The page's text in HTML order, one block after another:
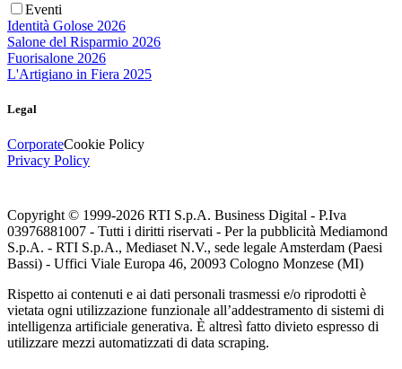
Eventi
Identità Golose 2026
Salone del Risparmio 2026
Fuorisalone 2026
L'Artigiano in Fiera 2025
Legal
CorporateCookie Policy
Privacy Policy
Copyright © 1999-2026 RTI S.p.A. Business Digital - P.Iva
03976881007 - Tutti i diritti riservati - Per la pubblicità Mediamond
S.p.A. - RTI S.p.A., Mediaset N.V., sede legale Amsterdam (Paesi
Bassi) - Uffici Viale Europa 46, 20093 Cologno Monzese (MI)
Rispetto ai contenuti e ai dati personali trasmessi e/o riprodotti è
vietata ogni utilizzazione funzionale all’addestramento di sistemi di
intelligenza artificiale generativa. È altresì fatto divieto espresso di
utilizzare mezzi automatizzati di data scraping.